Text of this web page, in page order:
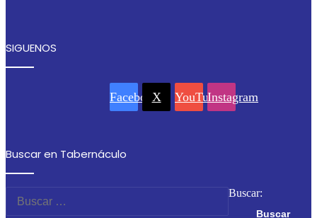
SIGUENOS
Facebook
X YouTubeInstagram
Buscar en Tabernáculo
Buscar: